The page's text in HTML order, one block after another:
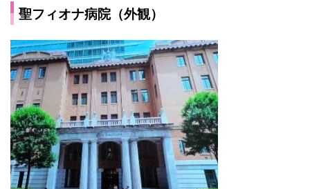
聖フィオナ病院（外観）